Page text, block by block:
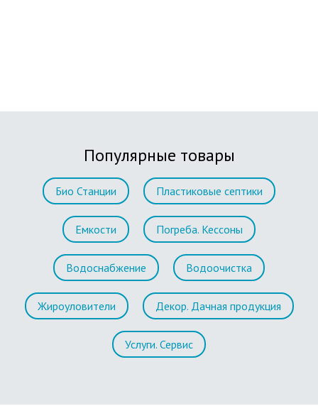
Популярные товары
Био Станции Пластиковые септики
Емкости Погреба. Кессоны
Водоснабжение Водоочистка
Жироуловители Декор. Дачная продукция
Услуги. Сервис